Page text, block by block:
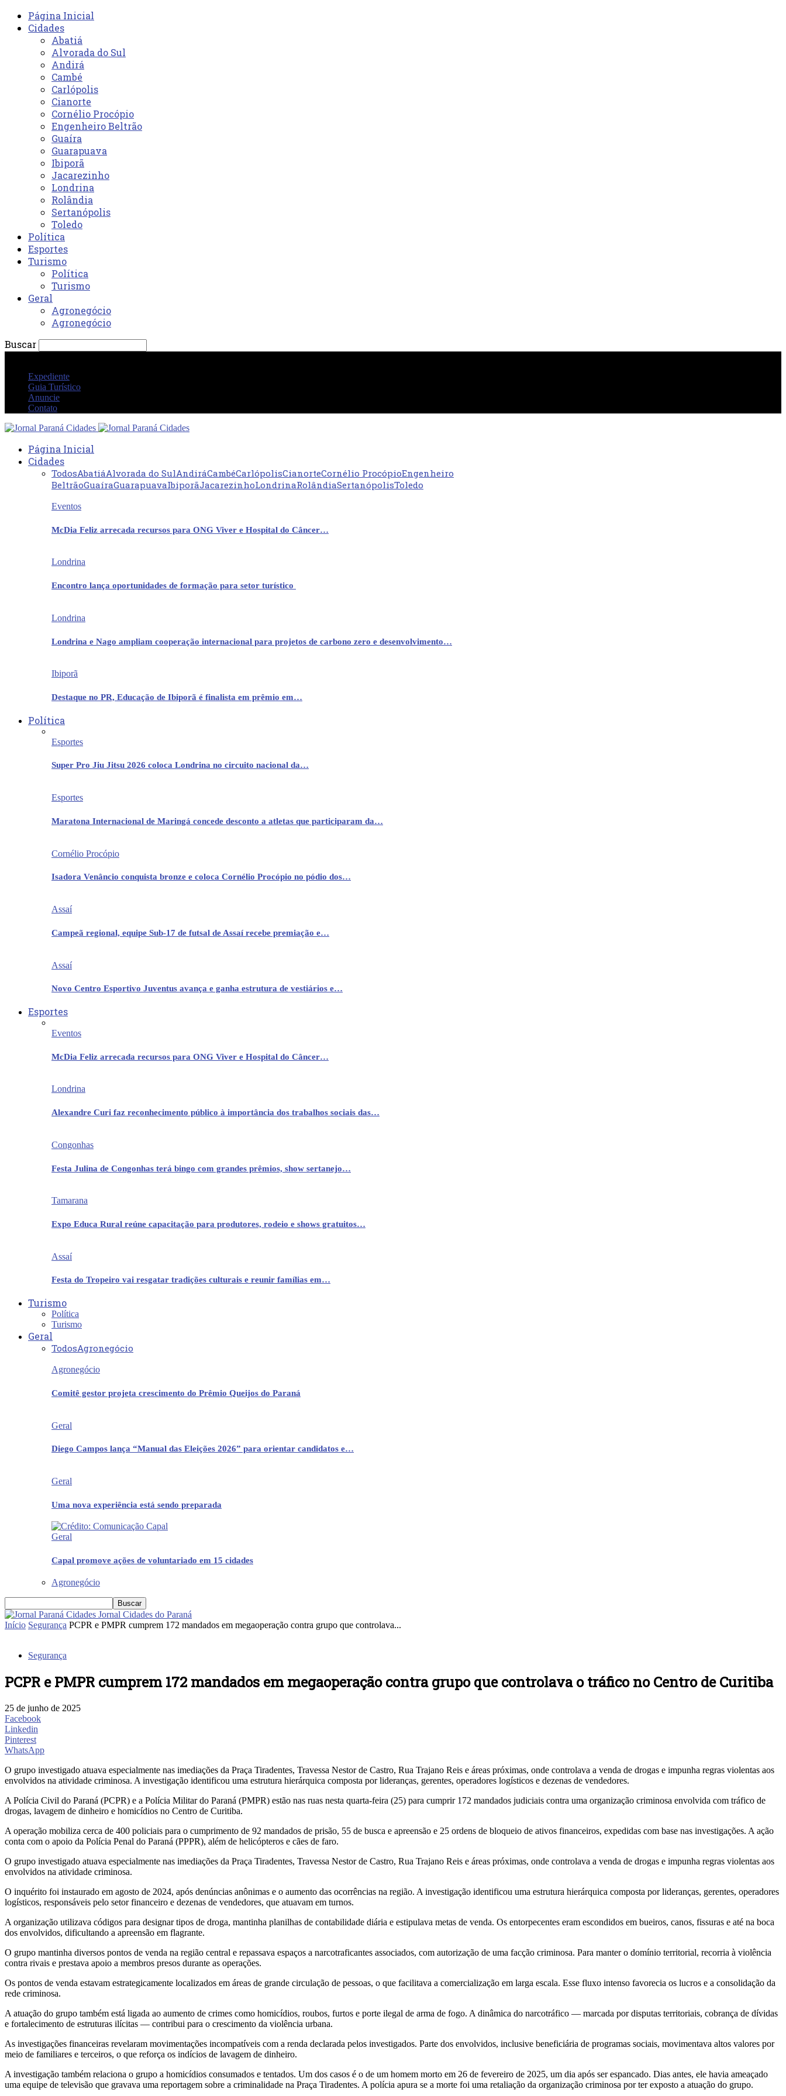
Página Inicial
Cidades
Abatiá
Alvorada do Sul
Andirá
Cambé
Carlópolis
Cianorte
Cornélio Procópio
Engenheiro Beltrão
Guaíra
Guarapuava
Ibiporã
Jacarezinho
Londrina
Rolândia
Sertanópolis
Toledo
Política
Esportes
Turismo
Política
Turismo
Geral
Agronegócio
Agronegócio
Buscar
Expediente
Guia Turístico
Anuncie
Contato
Página Inicial
Cidades
TodosAbatiáAlvorada do SulAndiráCambéCarlópolisCianorteCornélio ProcópioEngenheiro
BeltrãoGuaíraGuarapuavaIbiporãJacarezinhoLondrinaRolândiaSertanópolisToledo
Eventos
McDia Feliz arrecada recursos para ONG Viver e Hospital do Câncer…
Londrina
Encontro lança oportunidades de formação para setor turístico
Londrina
Londrina e Nago ampliam cooperação internacional para projetos de carbono zero e desenvolvimento…
Ibiporã
Destaque no PR, Educação de Ibiporã é finalista em prêmio em…
Política
Esportes
Super Pro Jiu Jitsu 2026 coloca Londrina no circuito nacional da…
Esportes
Maratona Internacional de Maringá concede desconto a atletas que participaram da…
Cornélio Procópio
Isadora Venâncio conquista bronze e coloca Cornélio Procópio no pódio dos…
Assaí
Campeã regional, equipe Sub-17 de futsal de Assaí recebe premiação e…
Assaí
Novo Centro Esportivo Juventus avança e ganha estrutura de vestiários e…
Esportes
Eventos
McDia Feliz arrecada recursos para ONG Viver e Hospital do Câncer…
Londrina
Alexandre Curi faz reconhecimento público à importância dos trabalhos sociais das…
Congonhas
Festa Julina de Congonhas terá bingo com grandes prêmios, show sertanejo…
Tamarana
Expo Educa Rural reúne capacitação para produtores, rodeio e shows gratuitos…
Assaí
Festa do Tropeiro vai resgatar tradições culturais e reunir famílias em…
Turismo
Política
Turismo
Geral
TodosAgronegócio
Agronegócio
Comitê gestor projeta crescimento do Prêmio Queijos do Paraná
Geral
Diego Campos lança “Manual das Eleições 2026” para orientar candidatos e…
Geral
Uma nova experiência está sendo preparada
Geral
Capal promove ações de voluntariado em 15 cidades
Agronegócio
Jornal Cidades do Paraná
Início Segurança PCPR e PMPR cumprem 172 mandados em megaoperação contra grupo que controlava...
Segurança
PCPR e PMPR cumprem 172 mandados em megaoperação contra grupo que controlava o tráfico no Centro de Curitiba
25 de junho de 2025
Facebook
Linkedin
Pinterest
WhatsApp
O grupo investigado atuava especialmente nas imediações da Praça Tiradentes, Travessa Nestor de Castro, Rua Trajano Reis e áreas próximas, onde controlava a venda de drogas e impunha regras violentas aos
envolvidos na atividade criminosa. A investigação identificou uma estrutura hierárquica composta por lideranças, gerentes, operadores logísticos e dezenas de vendedores.
A Polícia Civil do Paraná (PCPR) e a Polícia Militar do Paraná (PMPR) estão nas ruas nesta quarta-feira (25) para cumprir 172 mandados judiciais contra uma organização criminosa envolvida com tráfico de
drogas, lavagem de dinheiro e homicídios no Centro de Curitiba.
A operação mobiliza cerca de 400 policiais para o cumprimento de 92 mandados de prisão, 55 de busca e apreensão e 25 ordens de bloqueio de ativos financeiros, expedidas com base nas investigações. A ação
conta com o apoio da Polícia Penal do Paraná (PPPR), além de helicópteros e cães de faro.
O grupo investigado atuava especialmente nas imediações da Praça Tiradentes, Travessa Nestor de Castro, Rua Trajano Reis e áreas próximas, onde controlava a venda de drogas e impunha regras violentas aos
envolvidos na atividade criminosa.
O inquérito foi instaurado em agosto de 2024, após denúncias anônimas e o aumento das ocorrências na região. A investigação identificou uma estrutura hierárquica composta por lideranças, gerentes, operadores
logísticos, responsáveis pelo setor financeiro e dezenas de vendedores, que atuavam em turnos.
A organização utilizava códigos para designar tipos de droga, mantinha planilhas de contabilidade diária e estipulava metas de venda. Os entorpecentes eram escondidos em bueiros, canos, fissuras e até na boca
dos envolvidos, dificultando a apreensão em flagrante.
O grupo mantinha diversos pontos de venda na região central e repassava espaços a narcotraficantes associados, com autorização de uma facção criminosa. Para manter o domínio territorial, recorria à violência
contra rivais e prestava apoio a membros presos durante as operações.
Os pontos de venda estavam estrategicamente localizados em áreas de grande circulação de pessoas, o que facilitava a comercialização em larga escala. Esse fluxo intenso favorecia os lucros e a consolidação da
rede criminosa.
A atuação do grupo também está ligada ao aumento de crimes como homicídios, roubos, furtos e porte ilegal de arma de fogo. A dinâmica do narcotráfico — marcada por disputas territoriais, cobrança de dívidas
e fortalecimento de estruturas ilícitas — contribui para o crescimento da violência urbana.
As investigações financeiras revelaram movimentações incompatíveis com a renda declarada pelos investigados. Parte dos envolvidos, inclusive beneficiária de programas sociais, movimentava altos valores por
meio de familiares e terceiros, o que reforça os indícios de lavagem de dinheiro.
A investigação também relaciona o grupo a homicídios consumados e tentados. Um dos casos é o de um homem morto em 26 de fevereiro de 2025, um dia após ser espancado. Dias antes, ele havia ameaçado
uma equipe de televisão que gravava uma reportagem sobre a criminalidade na Praça Tiradentes. A polícia apura se a morte foi uma retaliação da organização criminosa por ter exposto a atuação do grupo.